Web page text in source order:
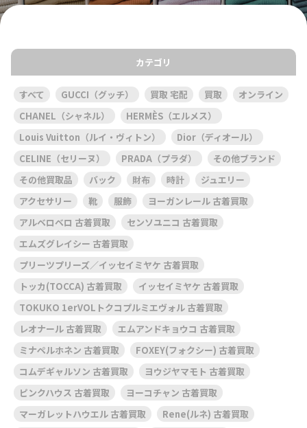
カテゴリ
すべて GUCCI（グッチ） 買取 宅配 買取
オンライン
CHANEL（シャネル）
HERMÈS（エルメス）
Louis Vuitton（ルイ・ヴィトン）
Dior（ディオール）
CELINE（セリーヌ）
PRADA（プラダ）
その他ブランド
その他買取品
バック 財布 時計
ジュエリー
アクセサリー
靴 服飾
ヨーガンレール 古着買取
アルベロベロ 古着買取
センソユニコ 古着買取
エムズグレイシー 古着買取
プリーツプリーズ／イッセイミヤケ 古着買取
トッカ(TOCCA) 古着買取
イッセイミヤケ 古着買取
TOKUKO 1erVOLトクコプルミエヴォル 古着買取
レオナール 古着買取
エムアンドキョウコ 古着買取
ミナペルホネン 古着買取
FOXEY(フォクシー) 古着買取
コムデギャルソン 古着買取
ヨウジヤマモト 古着買取
ピンクハウス 古着買取
ヨーコチャン 古着買取
マーガレットハウエル 古着買取
Rene(ルネ) 古着買取